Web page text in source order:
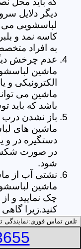
دیگر دلایل
لباسشویی می
کاسه نمد و
به افراد
عدم چرخش
ماشین
الکترونیکی
ماشین می
باشد که باید
باز نشدن
ماشین های
دستگیره در و
در صورت
شود.
نشتی آب از
ماشین
چک نمایید و
کنید.زیرا
بیش از حد جا
می توان به
تخلیه
تلفن تماس فوری: